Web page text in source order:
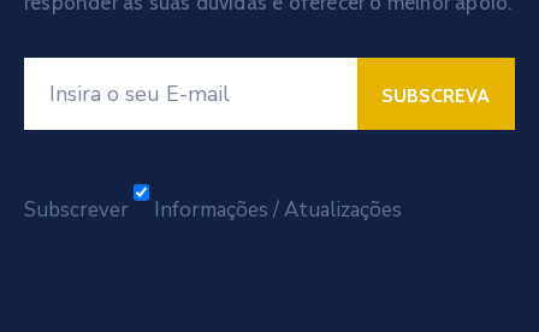
Subscrever Informações / Atualizações